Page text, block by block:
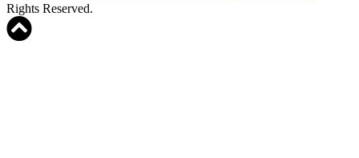
Rights Reserved.